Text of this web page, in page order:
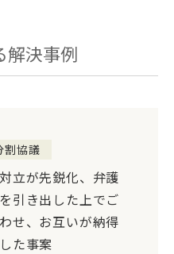
解決事例
割協議
立が先鋭化、弁護
引き出した上でご
せ、お互いが納得
た事案